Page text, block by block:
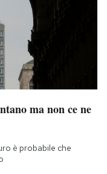
ma non ce ne
è probabile che